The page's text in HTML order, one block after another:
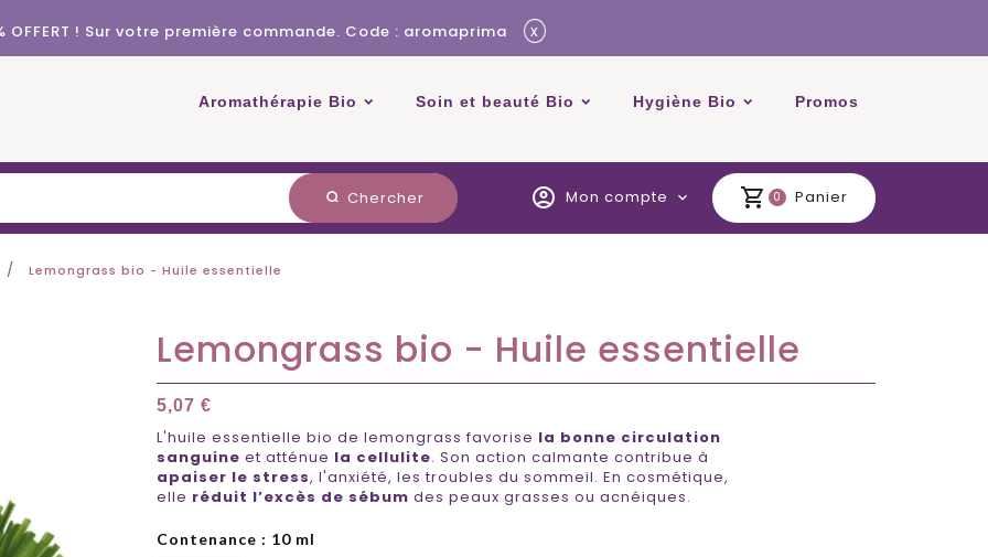
OFFERT ! Sur votre première commande. Code : aromaprima x
Aromathérapie Bio Soin et beauté Bio Hygiène Bio Promos
search Chercher shopping_cart 0 Panier
account_circle Mon compte expand_more
Lemongrass bio - Huile essentielle
Lemongrass bio - Huile essentielle
5,07 €
L'huile essentielle bio de lemongrass favorise la bonne circulation
sanguine et atténue la cellulite. Son action calmante contribue à
apaiser le stress, l'anxiété, les troubles du sommeil. En cosmétique,
elle réduit l’excès de sébum des peaux grasses ou acnéiques.
Contenance : 10 ml